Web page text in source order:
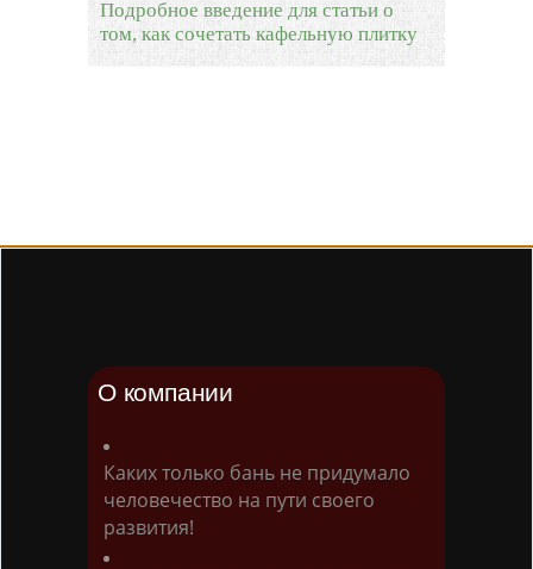
Подробное введение для статьи о
том, как сочетать кафельную плитку
О компании
Каких только бань не придумало
человечество на пути своего
развития!